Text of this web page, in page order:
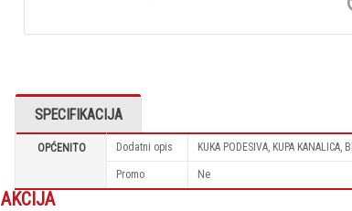
SPECIFIKACIJA
OPĆENITO Dodatni opis KUKA PODESIVA, KUPA
Promo Ne
AKCIJA